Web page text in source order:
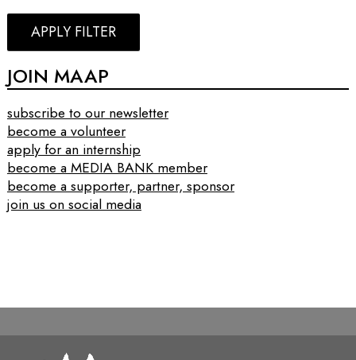
APPLY FILTER
JOIN MAAP
subscribe to our newsletter
become a volunteer
apply for an internship
become a MEDIA BANK member
become a supporter, partner, sponsor
join us on social media